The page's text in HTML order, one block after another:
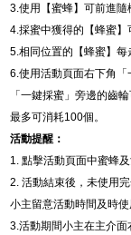
3.使用【蜜蜂】可前進
4.採蜜中獲得的【蜂蜜】
5.相同位置的【蜂蜜】
6.使用活動頁面右下角
「一鍵採蜜」旁邊的齒
最多可消耗100個。
活動提醒：
1.
點擊活動頁面中蜜蜂
2. 活動結束後，未使用
小主留意活動時間及時使
3.活動期間小主在主介